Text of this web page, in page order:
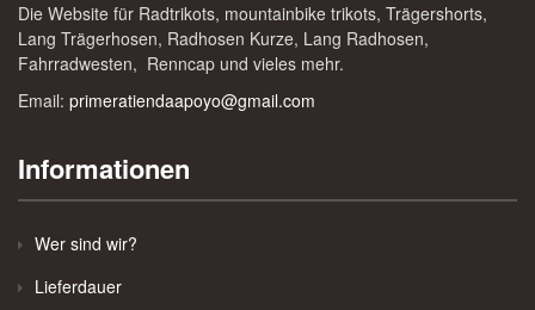
Die Website für Radtrikots, mountainbike trikots, Trägershorts,
Lang Trägerhosen, Radhosen Kurze, Lang Radhosen,
Fahrradwesten, Renncap und vieles mehr.
Email: primeratiendaapoyo@gmail.com
Informationen
Wer sind wir?
Lieferdauer